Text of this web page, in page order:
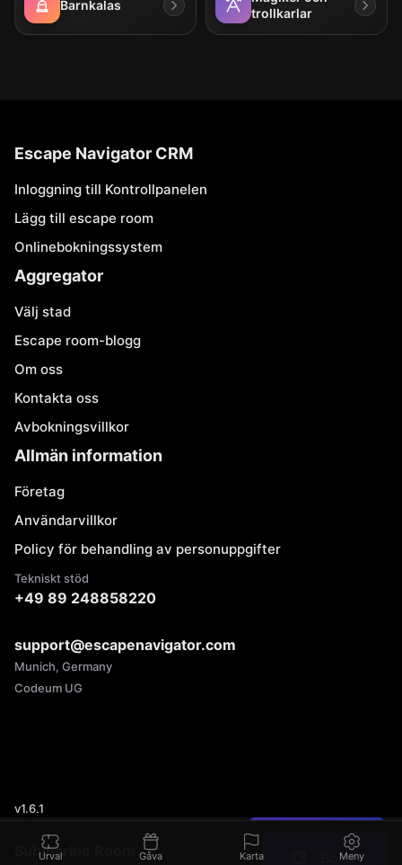
Submarine Room Boka
Barnkalas
trollkarlar
Hittade du ett fel?
Escape Navigator CRM
Inloggning till Kontrollpanelen
Lägg till escape room
Onlinebokningssystem
Aggregator
Välj stad
Escape room-blogg
Om oss
Kontakta oss
Avbokningsvillkor
Allmän information
Företag
Användarvillkor
Policy för behandling av personuppgifter
Tekniskt stöd
+49 89 248858220
support@escapenavigator.com
Munich, Germany
Codeum UG
v1.6.1
Urval Gåva Karta Meny